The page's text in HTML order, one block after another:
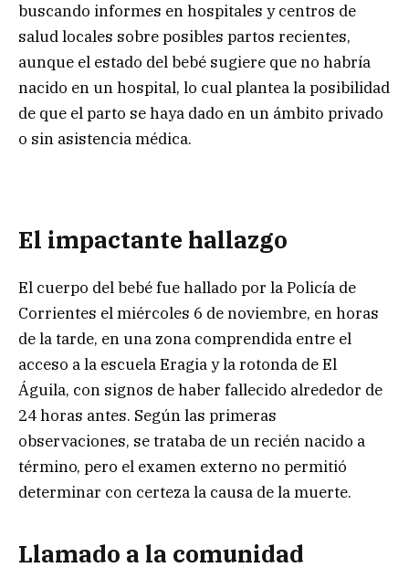
buscando informes en hospitales y centros de
salud locales sobre posibles partos recientes,
aunque el estado del bebé sugiere que no habría
nacido en un hospital, lo cual plantea la posibilidad
de que el parto se haya dado en un ámbito privado
o sin asistencia médica.
El impactante hallazgo
El cuerpo del bebé fue hallado por la Policía de
Corrientes el miércoles 6 de noviembre, en horas
de la tarde, en una zona comprendida entre el
acceso a la escuela Eragia y la rotonda de El
Águila, con signos de haber fallecido alrededor de
24 horas antes. Según las primeras
observaciones, se trataba de un recién nacido a
término, pero el examen externo no permitió
determinar con certeza la causa de la muerte.
Llamado a la comunidad